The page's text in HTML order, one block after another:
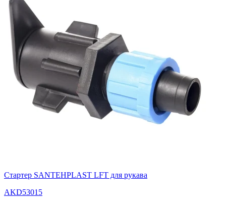
Стартер SANTEHPLAST LFT для рукава
AKD53015